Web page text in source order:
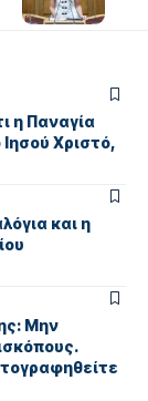
η Παναγία
Χριστό,
και η
Μην